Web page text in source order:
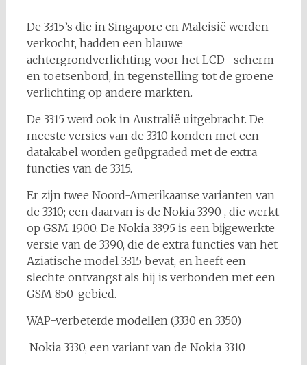
De 3315’s die in Singapore en Maleisië werden
verkocht, hadden een blauwe
achtergrondverlichting voor het LCD- scherm
en toetsenbord, in tegenstelling tot de groene
verlichting op andere markten.
De 3315 werd ook in Australië uitgebracht. De
meeste versies van de 3310 konden met een
datakabel worden geüpgraded met de extra
functies van de 3315.
Er zijn twee Noord-Amerikaanse varianten van
de 3310; een daarvan is de Nokia 3390 , die werkt
op GSM 1900. De Nokia 3395 is een bijgewerkte
versie van de 3390, die de extra functies van het
Aziatische model 3315 bevat, en heeft een
slechte ontvangst als hij is verbonden met een
GSM 850-gebied.
WAP-verbeterde modellen (3330 en 3350)
Nokia 3330, een variant van de Nokia 3310